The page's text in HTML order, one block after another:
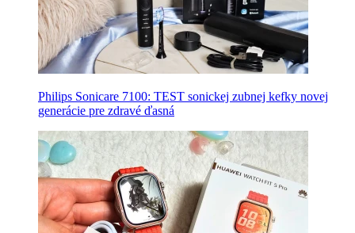
Philips Sonicare 7100: TEST sonickej zubnej kefky novej
generácie pre zdravé ďasná